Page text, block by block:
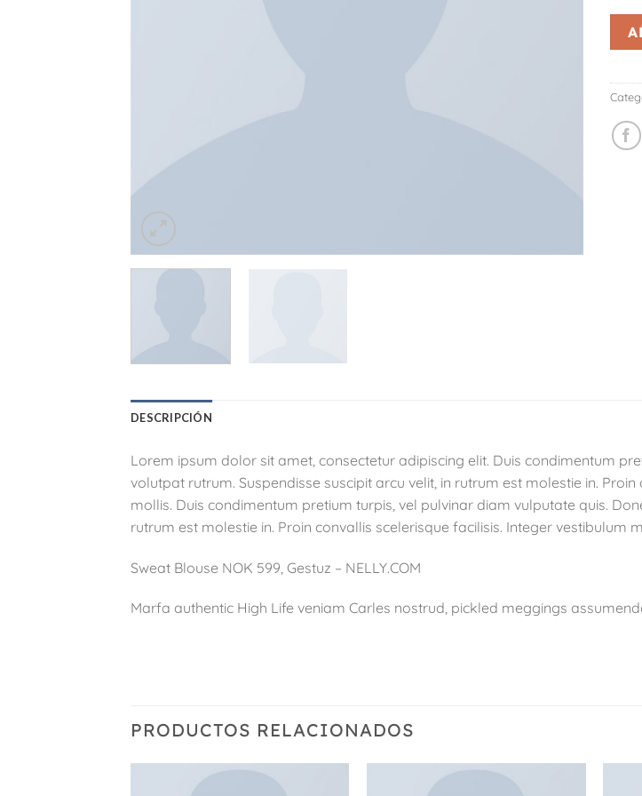
DESCRIPCIÓN
Lorem ipsum dolor sit amet, consectetur adipiscing elit. Duis condimentum
volutpat rutrum. Suspendisse suscipit arcu velit, in rutrum est molestie in.
mollis. Duis condimentum pretium turpis, vel pulvinar diam vulputate quis.
rutrum est molestie in. Proin convallis scelerisque facilisis. Integer vestibulum
Sweat Blouse NOK 599, Gestuz – NELLY.COM
Marfa authentic High Life veniam Carles nostrud, pickled meggings
PRODUCTOS RELACIONADOS